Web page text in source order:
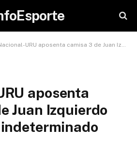
URU aposenta camisa 3 de Juan Izquierdo por tempo indeterminado
aposenta
Juan Izquierdo